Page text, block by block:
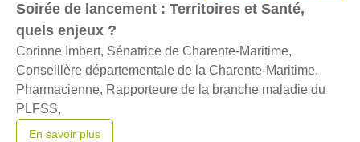
Soirée de lancement : Territoires et Santé,
quels enjeux ?
Corinne Imbert, Sénatrice de Charente-Maritime,
Conseillère départementale de la Charente-Maritime,
Pharmacienne, Rapporteure de la branche maladie du
PLFSS,
En savoir plus